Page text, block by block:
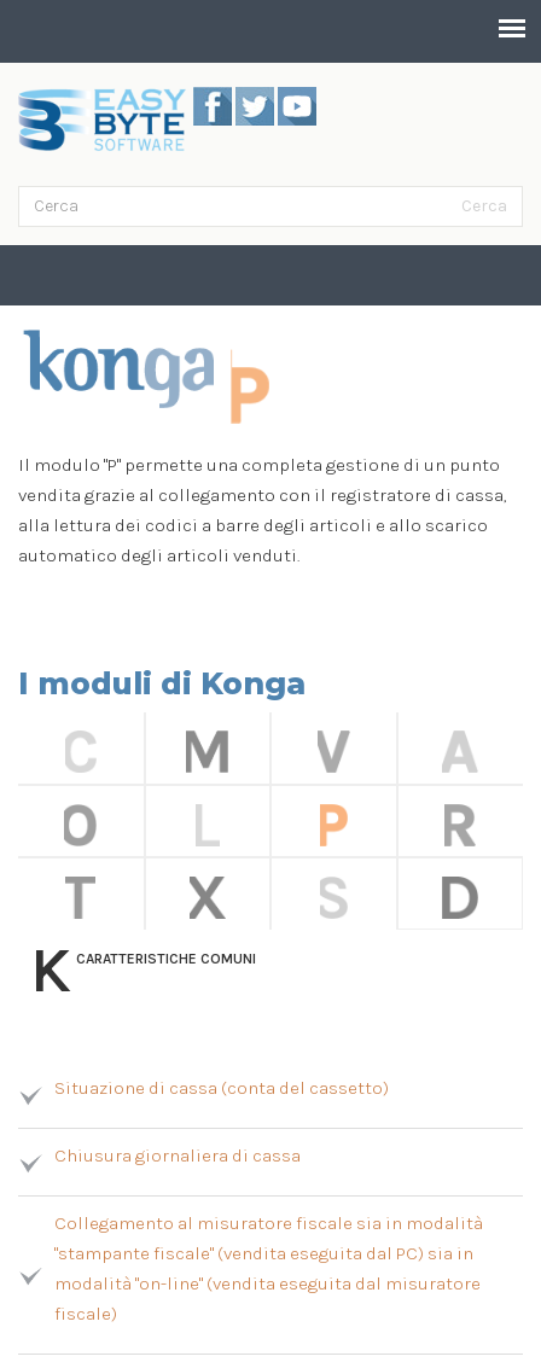
Form di ricerca
Cerca
Cerca
POS
Il modulo "P" permette una completa gestione di un punto
vendita grazie al collegamento con il registratore di cassa,
alla lettura dei codici a barre degli articoli e allo scarico
automatico degli articoli venduti.
I moduli di Konga
K CARATTERISTICHE COMUNI
Situazione di cassa (conta del cassetto)
Chiusura giornaliera di cassa
Collegamento al misuratore fiscale sia in modalità
"stampante fiscale" (vendita eseguita dal PC) sia in
modalità "on-line" (vendita eseguita dal misuratore
fiscale)